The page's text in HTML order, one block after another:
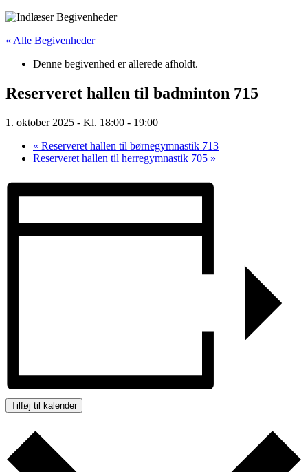
« Alle Begivenheder
Denne begivenhed er allerede afholdt.
Reserveret hallen til badminton 715
1. oktober 2025 - Kl. 18:00 - 19:00
« Reserveret hallen til børnegymnastik 713
Reserveret hallen til herregymnastik 705 »
Tilføj til kalender